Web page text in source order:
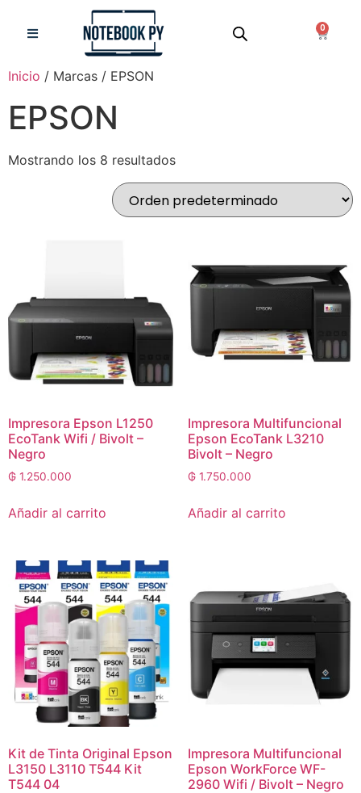
0
Inicio / Marcas / EPSON
EPSON
Mostrando los 8 resultados
Impresora Epson L1250
EcoTank Wifi / Bivolt –
Negro
₲ 1.250.000
Añadir al carrito
Impresora Multifuncional
Epson EcoTank L3210
Bivolt – Negro
₲1.750.000
Añadir al carrito
Kit de Tinta Original Epson
L3150 L3110 T544 Kit
T544 04
Impresora Multifuncional
Epson WorkForce WF-
2960 Wifi / Bivolt – Negro